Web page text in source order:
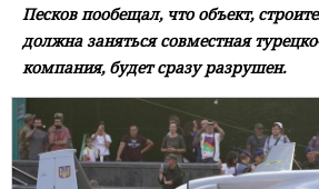
Песков пообещал, что объект,
должна заняться совместная
компания, будет сразу разрушен.